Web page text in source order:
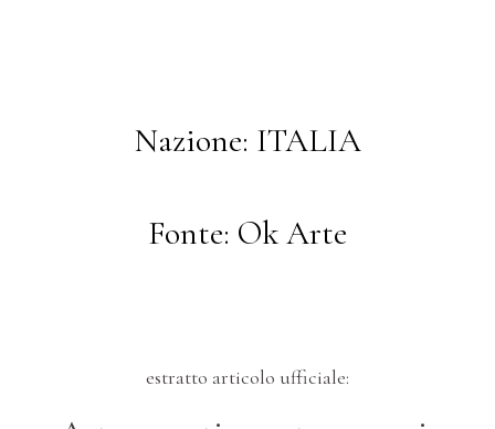
Nazione: ITALIA
Fonte: Ok Arte
estratto articolo ufficiale: